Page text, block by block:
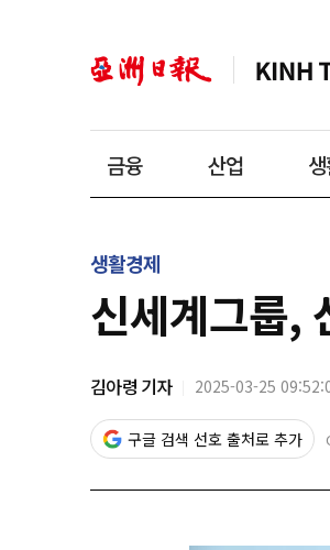
금융 산업
생활경제
신세계그룹,
김아령 기자 2025-03-25
구글 검색 선호 출처로 추가